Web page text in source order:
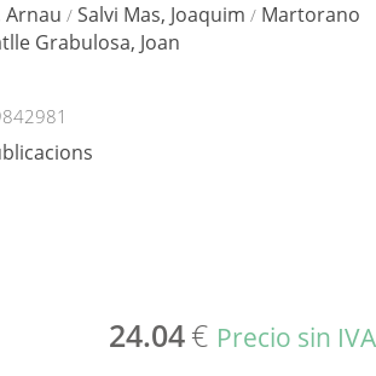
Arnau / Salvi Mas, Joaquim / Martorano
Grabulosa, Joan
24.04€ Precio sin IVA